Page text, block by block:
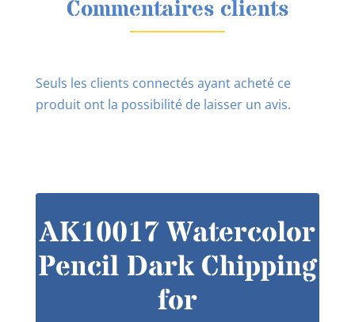
Commentaires clients
Seuls les clients connectés ayant acheté ce
produit ont la possibilité de laisser un avis.
AK10017 Watercolor
Pencil Dark Chipping
for